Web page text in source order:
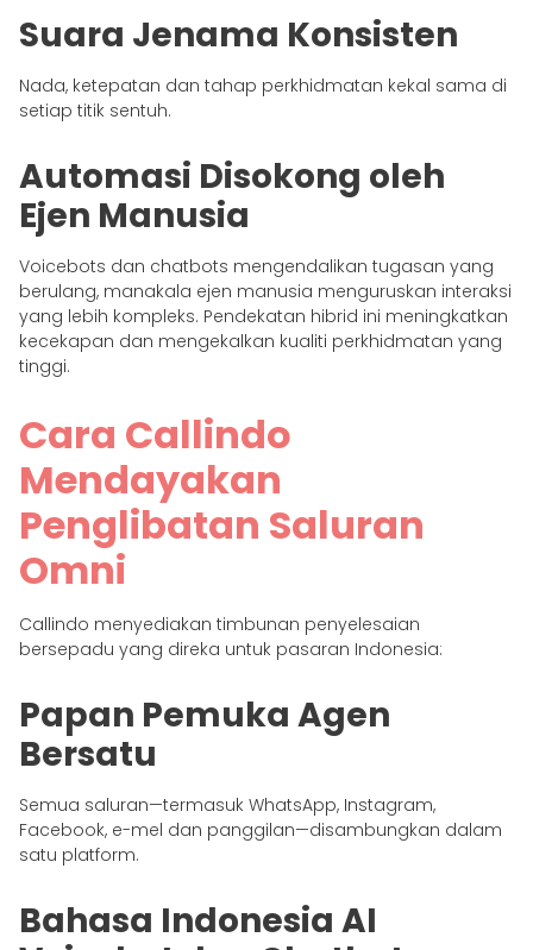
Suara Jenama Konsisten
Nada, ketepatan dan tahap perkhidmatan kekal sama di
setiap titik sentuh.
Automasi Disokong oleh
Ejen Manusia
Voicebots dan chatbots mengendalikan tugasan yang
berulang, manakala ejen manusia menguruskan interaksi
yang lebih kompleks. Pendekatan hibrid ini meningkatkan
kecekapan dan mengekalkan kualiti perkhidmatan yang
tinggi.
Cara Callindo
Mendayakan
Penglibatan Saluran
Omni
Callindo menyediakan timbunan penyelesaian
bersepadu yang direka untuk pasaran Indonesia:
Papan Pemuka Agen
Bersatu
Semua saluran—termasuk WhatsApp, Instagram,
Facebook, e-mel dan panggilan—disambungkan dalam
satu platform.
Bahasa Indonesia AI